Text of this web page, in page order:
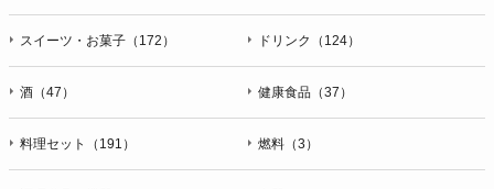
スイーツ・お菓子（172） ドリンク（124）
酒（47） 健康食品（37）
料理セット（191） 燃料（3）